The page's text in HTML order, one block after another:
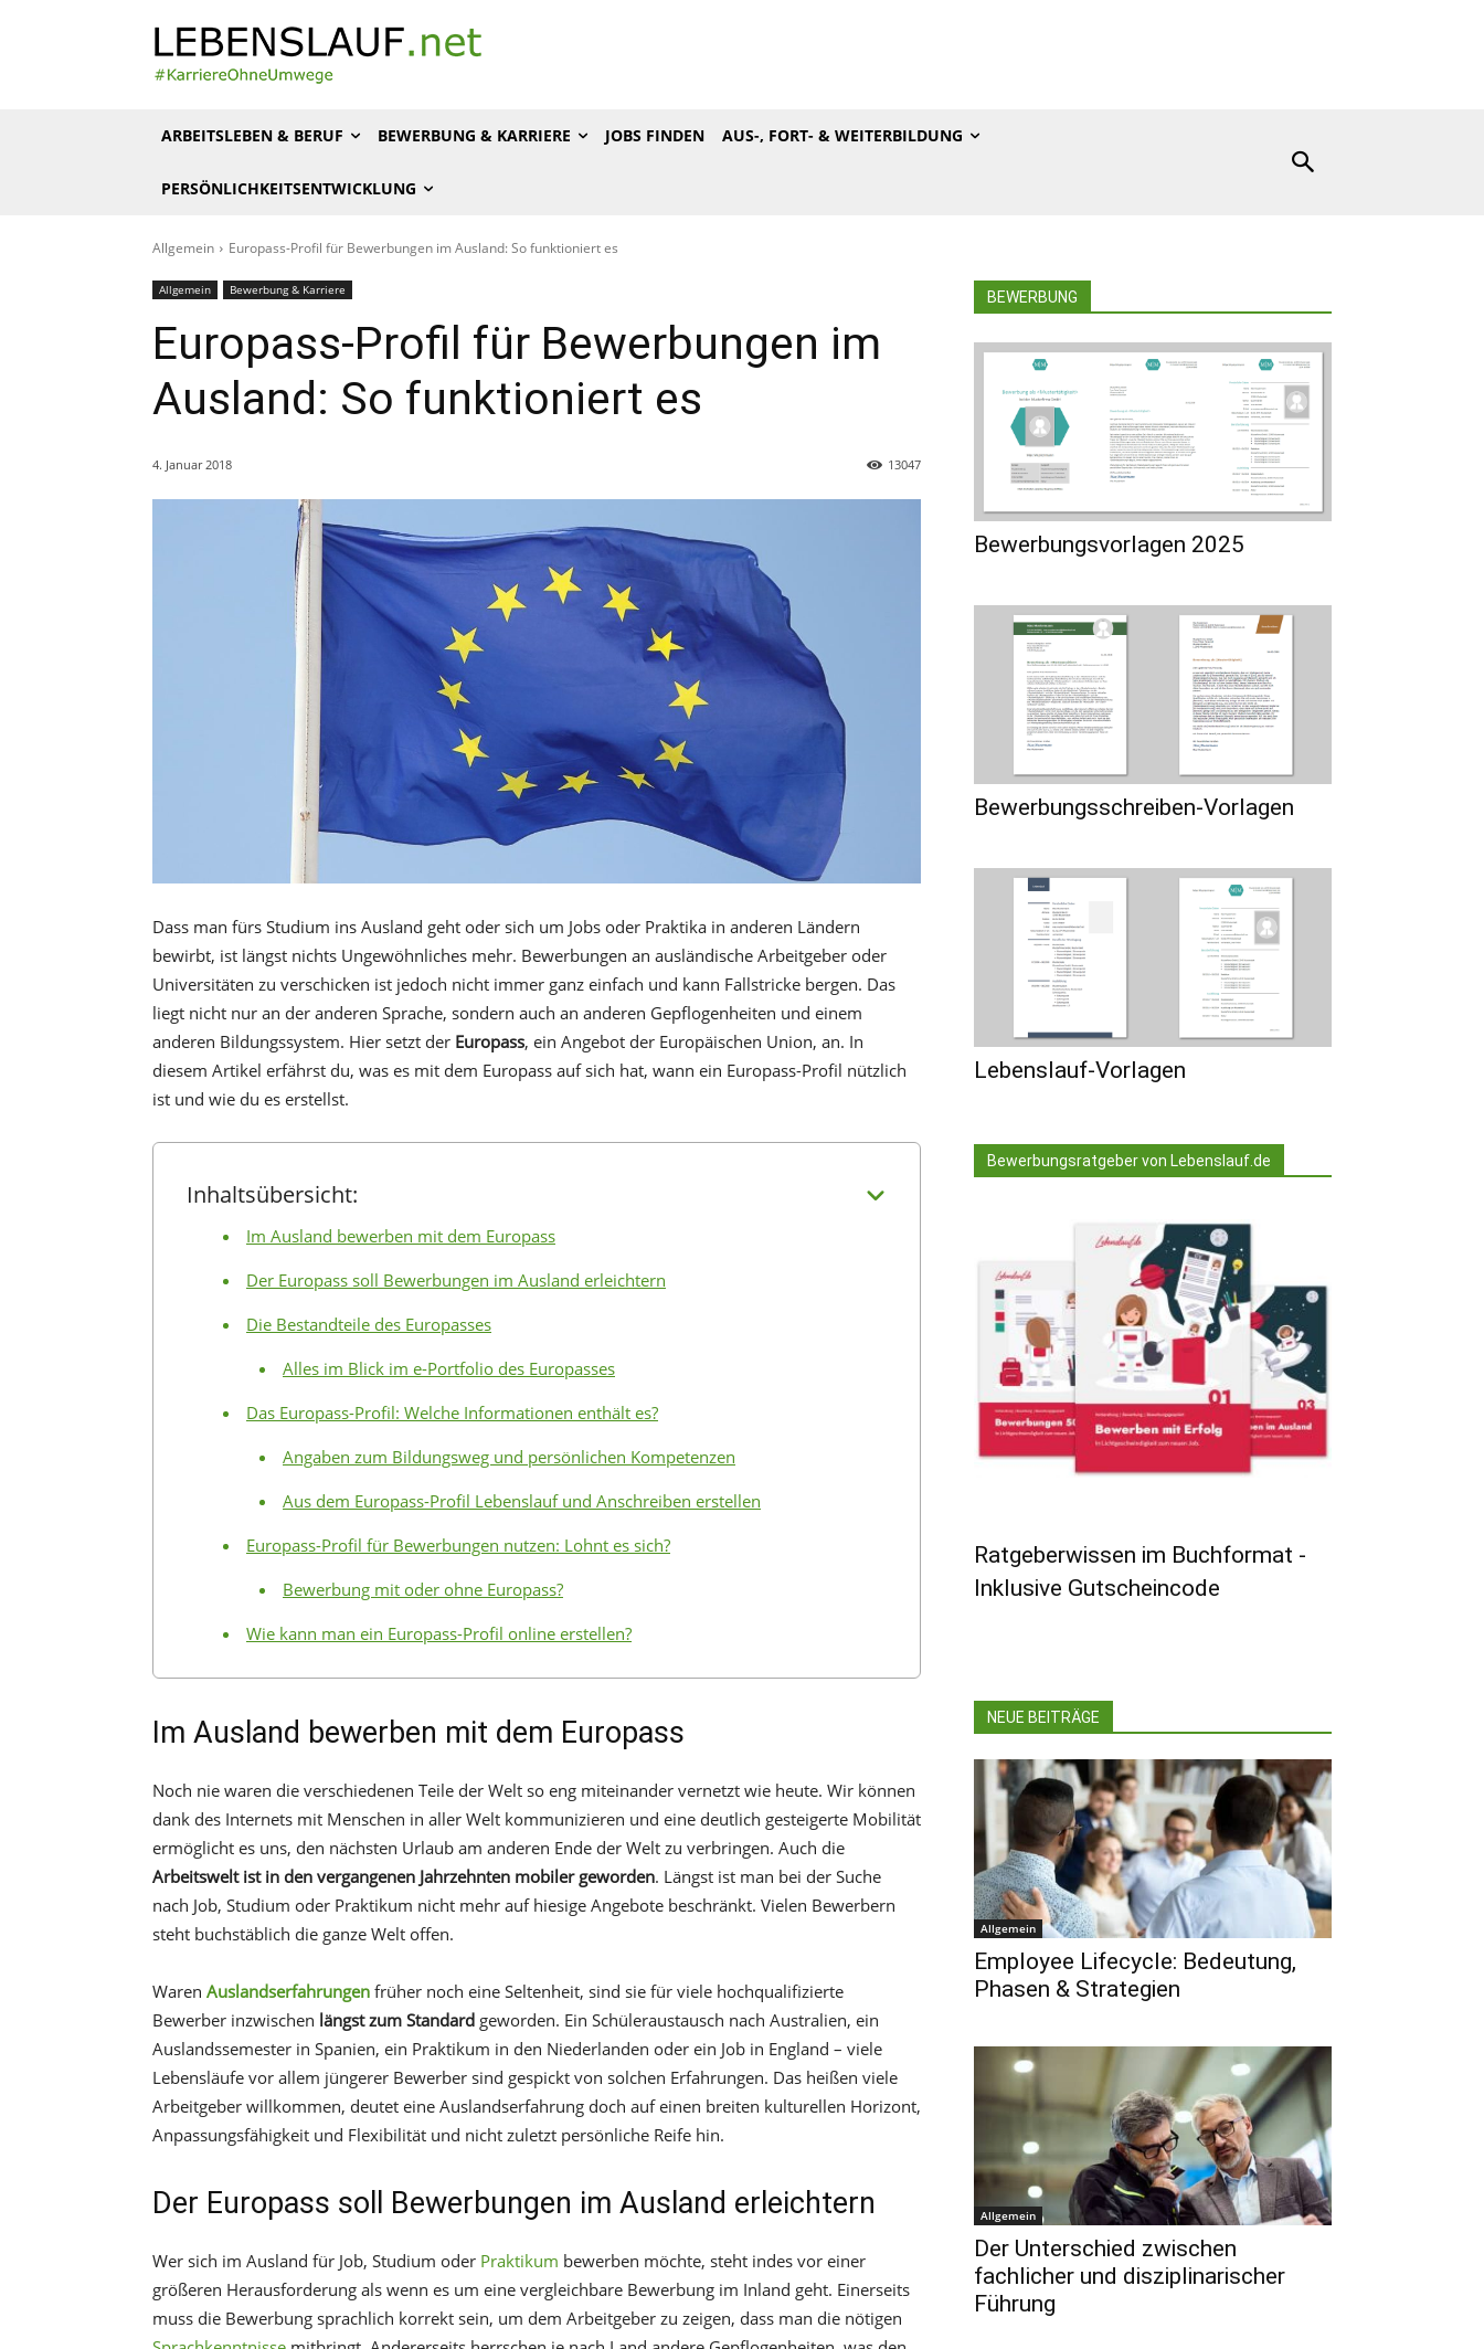
ARBEITSLEBEN & BERUF BEWERBUNG & KARRIERE JOBS FINDEN AUS-, FORT- & WEITERBILDUNG
PERSÖNLICHKEITSENTWICKLUNG
Allgemein Europass-Profil für Bewerbungen im Ausland: So funktioniert es
Allgemein Bewerbung & Karriere
Europass-Profil für Bewerbungen im
Ausland: So funktioniert es
4. Januar 2018 13047
Dass man fürs Studium ins Ausland geht oder sich um Jobs oder Praktika in anderen Ländern
bewirbt, ist längst nichts Ungewöhnliches mehr. Bewerbungen an ausländische Arbeitgeber oder
Universitäten zu verschicken ist jedoch nicht immer ganz einfach und kann Fallstricke bergen. Das
liegt nicht nur an der anderen Sprache, sondern auch an anderen Gepflogenheiten und einem
anderen Bildungssystem. Hier setzt der Europass, ein Angebot der Europäischen Union, an. In
diesem Artikel erfährst du, was es mit dem Europass auf sich hat, wann ein Europass-Profil nützlich
ist und wie du es erstellst.
Inhaltsübersicht:
Im Ausland bewerben mit dem Europass
Der Europass soll Bewerbungen im Ausland erleichtern
Die Bestandteile des Europasses
Alles im Blick im e-Portfolio des Europasses
Das Europass-Profil: Welche Informationen enthält es?
Angaben zum Bildungsweg und persönlichen Kompetenzen
Aus dem Europass-Profil Lebenslauf und Anschreiben erstellen
Europass-Profil für Bewerbungen nutzen: Lohnt es sich?
Bewerbung mit oder ohne Europass?
Wie kann man ein Europass-Profil online erstellen?
Im Ausland bewerben mit dem Europass
Noch nie waren die verschiedenen Teile der Welt so eng miteinander vernetzt wie heute. Wir können
dank des Internets mit Menschen in aller Welt kommunizieren und eine deutlich gesteigerte Mobilität
ermöglicht es uns, den nächsten Urlaub am anderen Ende der Welt zu verbringen. Auch die
Arbeitswelt ist in den vergangenen Jahrzehnten mobiler geworden. Längst ist man bei der Suche
nach Job, Studium oder Praktikum nicht mehr auf hiesige Angebote beschränkt. Vielen Bewerbern
steht buchstäblich die ganze Welt offen.
Waren Auslandserfahrungen früher noch eine Seltenheit, sind sie für viele hochqualifizierte
Bewerber inzwischen längst zum Standard geworden. Ein Schüleraustausch nach Australien, ein
Auslandssemester in Spanien, ein Praktikum in den Niederlanden oder ein Job in England – viele
Lebensläufe vor allem jüngerer Bewerber sind gespickt von solchen Erfahrungen. Das heißen viele
Arbeitgeber willkommen, deutet eine Auslandserfahrung doch auf einen breiten kulturellen Horizont,
Anpassungsfähigkeit und Flexibilität und nicht zuletzt persönliche Reife hin.
Der Europass soll Bewerbungen im Ausland erleichtern
Wer sich im Ausland für Job, Studium oder Praktikum bewerben möchte, steht indes vor einer
größeren Herausforderung als wenn es um eine vergleichbare Bewerbung im Inland geht. Einerseits
muss die Bewerbung sprachlich korrekt sein, um dem Arbeitgeber zu zeigen, dass man die nötigen
BEWERBUNG
Bewerbungsvorlagen 2025
Bewerbungsschreiben-Vorlagen
Lebenslauf-Vorlagen
Bewerbungsratgeber von Lebenslauf.de
Ratgeberwissen im Buchformat -
Inklusive Gutscheincode
NEUE BEITRÄGE
Allgemein
Employee Lifecycle: Bedeutung,
Phasen & Strategien
Allgemein
Der Unterschied zwischen
fachlicher und disziplinarischer
Führung